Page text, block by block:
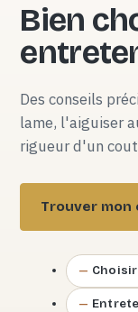
Bien
Des conseils
lame, l'aiguiser
rigueur d'un
Trouver mon